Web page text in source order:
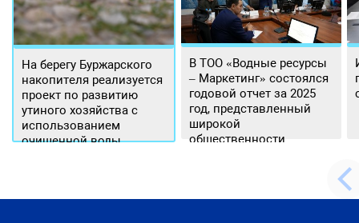
На берегу Буржарского
накопителя реализуется
проект по развитию
утиного хозяйства с
использованием
очищенной воды
В ТОО «Водные ресурсы
– Маркетинг» состоялся
годовой отчет за 2025
год, представленный
широкой
общественности.